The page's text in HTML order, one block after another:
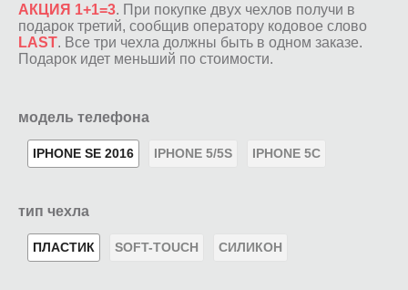
АКЦИЯ 1+1=3. При покупке двух чехлов получи в
подарок третий, сообщив оператору кодовое слово
LAST. Все три чехла должны быть в одном заказе.
Подарок идет меньший по стоимости.
модель телефона
IPHONE SE 2016 IPHONE 5/5S IPHONE 5C
тип чехла
ПЛАСТИК SOFT-TOUCH СИЛИКОН